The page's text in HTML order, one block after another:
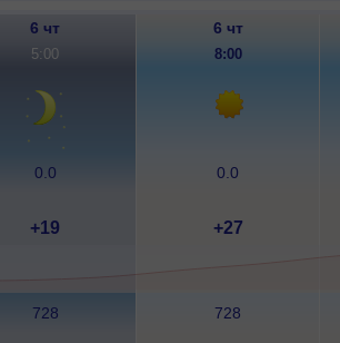
6 чт 6 чт
5:00 8:00
0.0 0.0
+19 +27
728 728